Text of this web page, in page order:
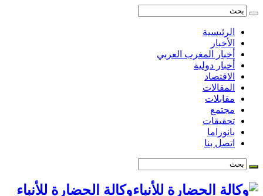
الرئيسية
الأخبار
أخبار المغرب العربي
أخبار دولية
الاقتصاد
المقالات
مقابلات
مجتمع
تحقيقات
بانوراما
اتصل بنا
وكالة الحضارة للأنباء